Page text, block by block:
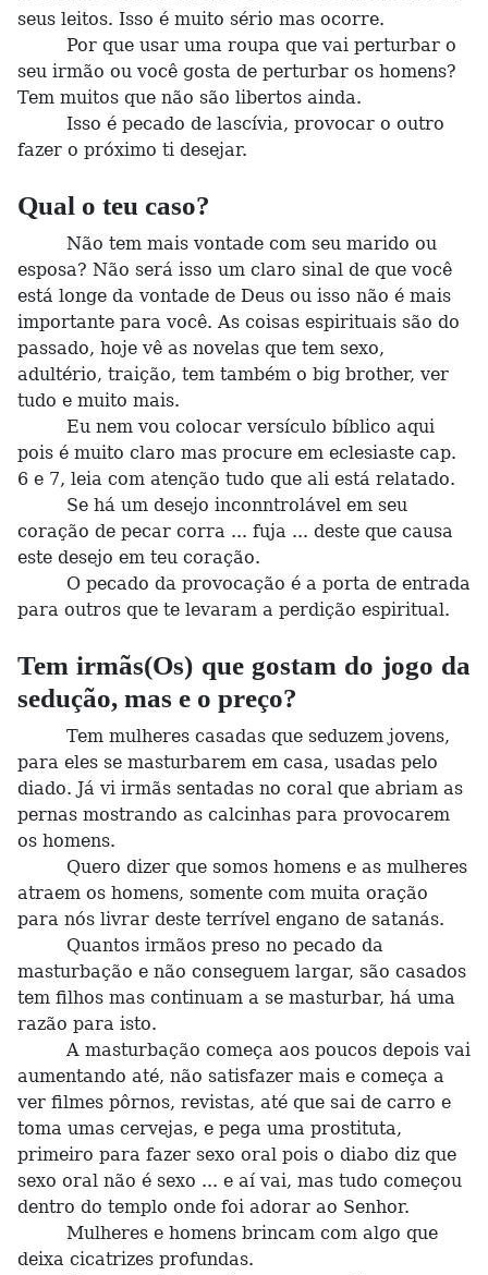
seus leitos. Isso é muito sério mas ocorre.
Por que usar uma roupa que vai perturbar o
seu irmão ou você gosta de perturbar os homens?
Tem muitos que não são libertos ainda.
Isso é pecado de lascívia, provocar o outro
fazer o próximo ti desejar.
Qual o teu caso?
Não tem mais vontade com seu marido ou
esposa? Não será isso um claro sinal de que você
está longe da vontade de Deus ou isso não é mais
importante para você. As coisas espirituais são do
passado, hoje vê as novelas que tem sexo,
adultério, traição, tem também o big brother, ver
tudo e muito mais.
Eu nem vou colocar versículo bíblico aqui
pois é muito claro mas procure em eclesiaste cap.
6 e 7, leia com atenção tudo que ali está relatado.
Se há um desejo inconntrolável em seu
coração de pecar corra ... fuja ... deste que causa
este desejo em teu coração.
O pecado da provocação é a porta de entrada
para outros que te levaram a perdição espiritual.
Tem irmãs(Os) que gostam do jogo da
sedução, mas e o preço?
Tem mulheres casadas que seduzem jovens,
para eles se masturbarem em casa, usadas pelo
diado. Já vi irmãs sentadas no coral que abriam as
pernas mostrando as calcinhas para provocarem
os homens.
Quero dizer que somos homens e as mulheres
atraem os homens, somente com muita oração
para nós livrar deste terrível engano de satanás.
Quantos irmãos preso no pecado da
masturbação e não conseguem largar, são casados
tem filhos mas continuam a se masturbar, há uma
razão para isto.
A masturbação começa aos poucos depois vai
aumentando até, não satisfazer mais e começa a
ver filmes pôrnos, revistas, até que sai de carro e
toma umas cervejas, e pega uma prostituta,
primeiro para fazer sexo oral pois o diabo diz que
sexo oral não é sexo ... e aí vai, mas tudo começou
dentro do templo onde foi adorar ao Senhor.
Mulheres e homens brincam com algo que
deixa cicatrizes profundas.